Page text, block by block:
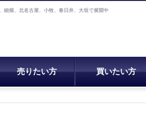
細畑、北名古屋、小牧、春日井、大垣で展開中
売りたい方 買いたい方